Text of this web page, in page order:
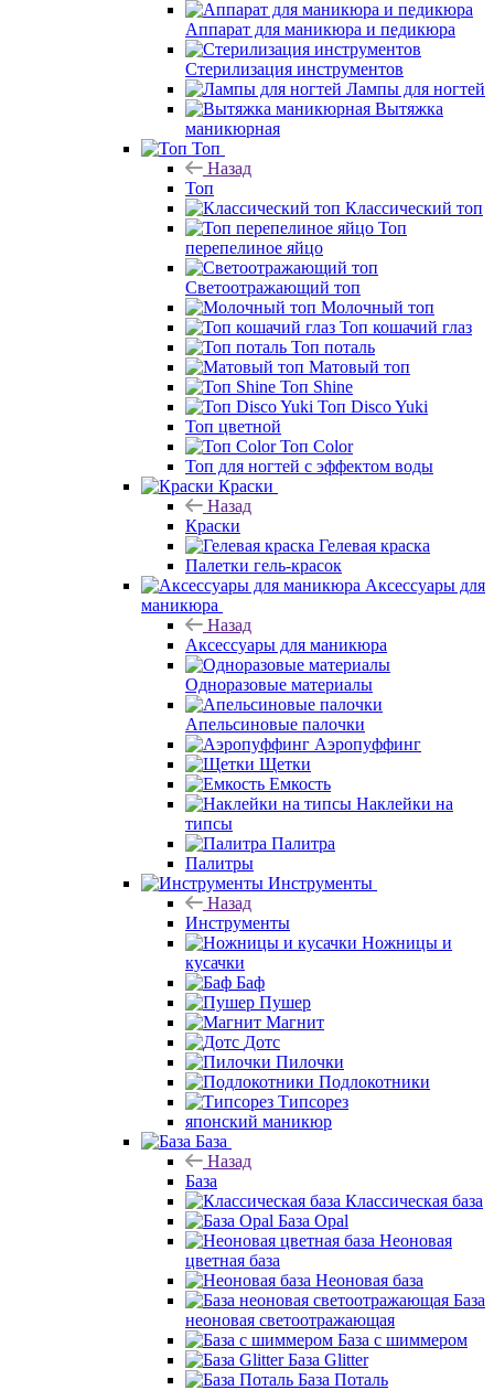
Аппарат для маникюра и педикюра
Стерилизация инструментов
Лампы для ногтей
Вытяжка
маникюрная
Топ
Назад
Топ
Классический топ
Топ
перепелиное яйцо
Светоотражающий топ
Молочный топ
Топ кошачий глаз
Топ поталь
Матовый топ
Топ Shine
Топ Disco Yuki
Топ цветной
Топ Color
Топ для ногтей с эффектом воды
Краски
Назад
Краски
Гелевая краска
Палетки гель-красок
Аксессуары для
маникюра
Назад
Аксессуары для маникюра
Одноразовые материалы
Апельсиновые палочки
Аэропуффинг
Щетки
Емкость
Наклейки на
типсы
Палитра
Палитры
Инструменты
Назад
Инструменты
Ножницы и
кусачки
Баф
Пушер
Магнит
Дотс
Пилочки
Подлокотники
Типсорез
японский маникюр
База
Назад
База
Классическая база
База Opal
Неоновая
цветная база
Неоновая база
База
неоновая светоотражающая
База с шиммером
База Glitter
База Поталь